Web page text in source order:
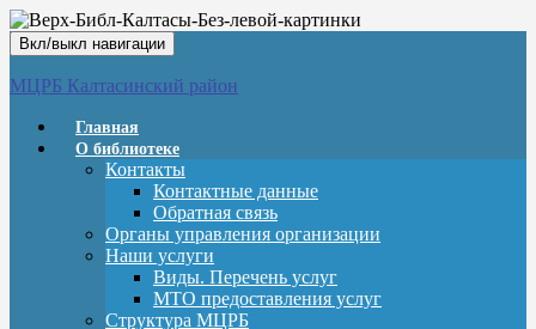
Вкл/выкл навигации
МЦРБ Калтасинский район
Главная
О библиотеке
Контакты
Контактные данные
Обратная связь
Органы управления организации
Наши услуги
Виды. Перечень услуг
МТО предоставления услуг
Структура МЦРБ